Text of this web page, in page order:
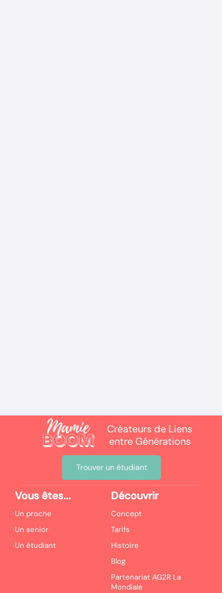
Créateurs de Liens
entre Générations
Trouver un étudiant
Vous êtes...
Un proche
Un senior
Un étudiant
Découvrir
Concept
Tarifs
Histoire
Blog
Partenariat AG2R La
Mondiale